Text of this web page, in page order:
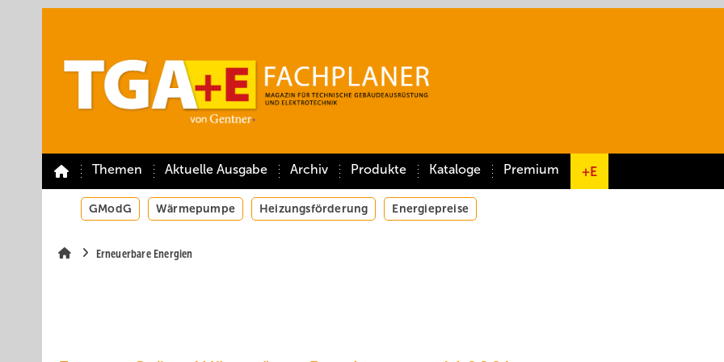
Themen Aktuelle Ausgabe Archiv Produkte Kataloge Premium +E
GModG Wärmepumpe Heizungsförderung Energiepreise
Erneuerbare Energien